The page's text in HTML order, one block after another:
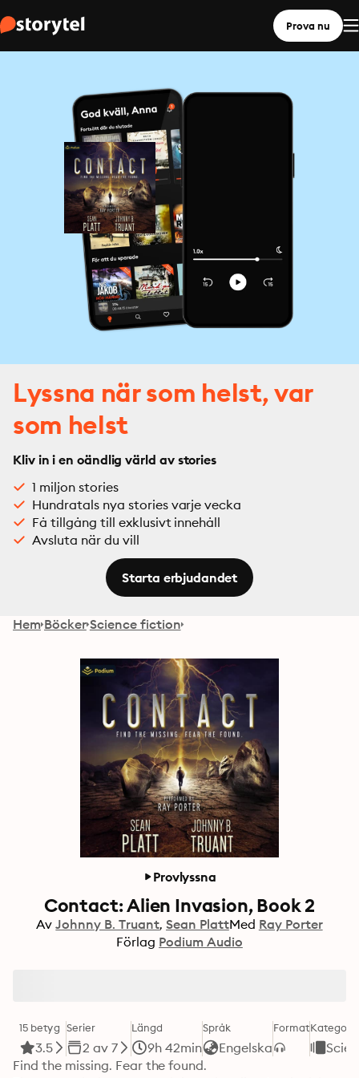
Prova nu
Lyssna när som helst, var
som helst
Kliv in i en oändlig värld av stories
1 miljon stories
Hundratals nya stories varje vecka
Få tillgång till exklusivt innehåll
Avsluta när du vill
Starta erbjudandet
Hem Böcker Science fiction
Provlyssna
Contact: Alien Invasion, Book 2
Av Johnny B. Truant Sean PlattMed Ray Porter
Förlag Podium Audio
15 betyg
3.5
Serier
2 av 7
Längd
9h 42min
Språk
Engelska
FormatKategori
Find the missing. Fear the found.